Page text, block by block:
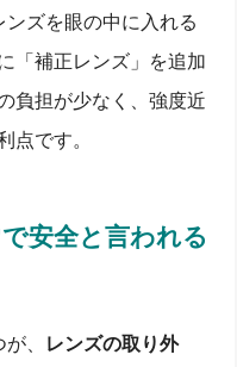
ズを眼の中に入れる
「補正レンズ」を追加
負担が少なく、強度近
点です。
安全と言われる
、 レンズの取り外